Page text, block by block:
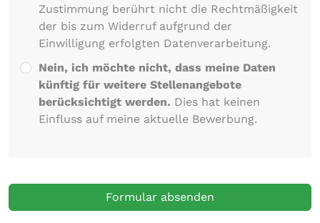
Zustimmung berührt nicht die Rechtmäßigkeit
der bis zum Widerruf aufgrund der
Einwilligung erfolgten Datenverarbeitung.
Nein, ich möchte nicht, dass meine Daten
künftig für weitere Stellenangebote
berücksichtigt werden. Dies hat keinen
Einfluss auf meine aktuelle Bewerbung.
Formular absenden